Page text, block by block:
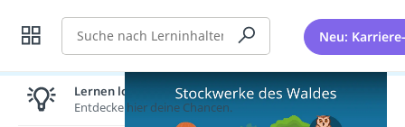
Suche Neu:
Lernen lohnt sich!
Entdecke hier deine Chancen.